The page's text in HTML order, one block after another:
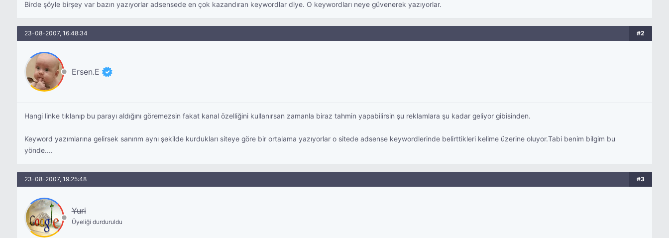
Birde şöyle birşey var bazın yazıyorlar adsensede en çok kazandıran keywordlar diye. O keywordları neye güvenerek yazıyorlar.
23-08-2007, 16:48:34 #2
Ersen.E
Hangi linke tıklanıp bu parayı aldığını göremezsin fakat kanal özelliğini kullanırsan zamanla biraz tahmin yapabilirsin şu reklamlara şu kadar geliyor gibisinden.
Keyword yazımlarına gelirsek sanırım aynı şekilde kurdukları siteye göre bir ortalama yazıyorlar o sitede adsense keywordlerinde belirttikleri kelime üzerine oluyor.Tabi benim bilgim bu
yönde....
23-08-2007, 19:25:48 #3
Yuri
Üyeliği durduruldu